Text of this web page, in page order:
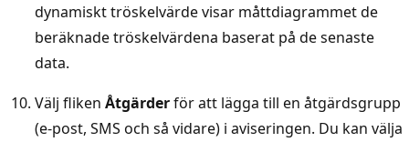
dynamiskt tröskelvärde visar måttdiagrammet de
beräknade tröskelvärdena baserat på de senaste
data.
Välj fliken Åtgärderför att lägga till en åtgärdsgrupp
(e-post, SMS och så vidare) i aviseringen. Du kan välja